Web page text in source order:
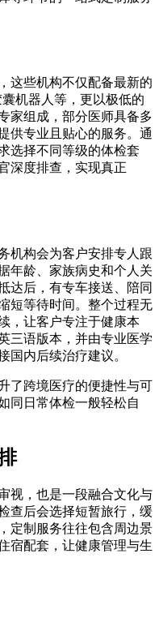
这些机构不仅配备最新的
机器人等，更以极低的
家组成，部分医师具备多
供专业且贴心的服务。通
选择不同等级的体检套
深度排查，实现真正
机构会为客户安排专人跟
年龄、家族病史和个人关
达后，有专车接送、陪同
短等待时间。整个过程无
，让客户专注于健康本
三语版本，并由专业医学
国内后续治疗建议。
了跨境医疗的便捷性与可
同日常体检一般轻松自
视，也是一段融合文化与
查后会选择短暂旅行，缓
定制服务往往包含周边景
宿配套，让健康管理与生